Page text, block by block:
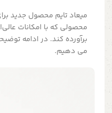
میعاد تایم محصول جدید
محصولی که با امکانات
برآورده کند. در ادامه
می دهیم.